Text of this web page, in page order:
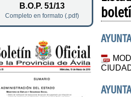
B.O.P. 51/13
Completo en formato (.pdf)